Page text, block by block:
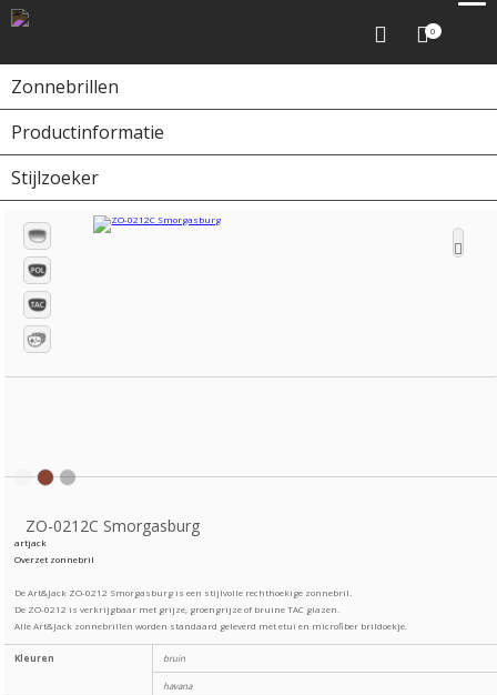
0
Zonnebrillen
Productinformatie
Stijlzoeker
Home Zonnebrillen
ZO-0212C Smorgasburg
artjack
Overzet zonnebril
De Art&Jack ZO-0212 Smorgasburg is een stijlvolle rechthoekige zonnebril.
De ZO-0212 is verkrijgbaar met grijze, groengrijze of bruine TAC glazen.
Alle Art&Jack zonnebrillen worden standaard geleverd met etui en microfiber brildoekje.
Kleuren bruin
havana